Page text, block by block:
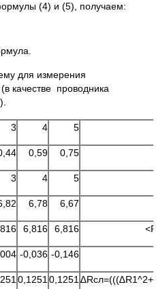
(4) и (5), получаем:
для измерения
качестве проводника
3 4 5
0,59 0,75
3 4 5
6,78 6,67
6,816 6,816
-0,036 -0,146
0,1251 0,1251